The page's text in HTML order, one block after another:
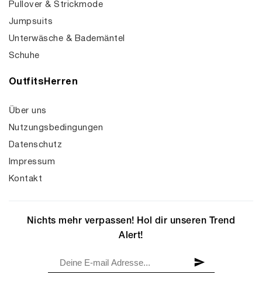
Pullover & Strickmode
Jumpsuits
Unterwäsche & Bademäntel
Schuhe
OutfitsHerren
Über uns
Nutzungsbedingungen
Datenschutz
Impressum
Kontakt
Nichts mehr verpassen! Hol dir unseren Trend
Alert!